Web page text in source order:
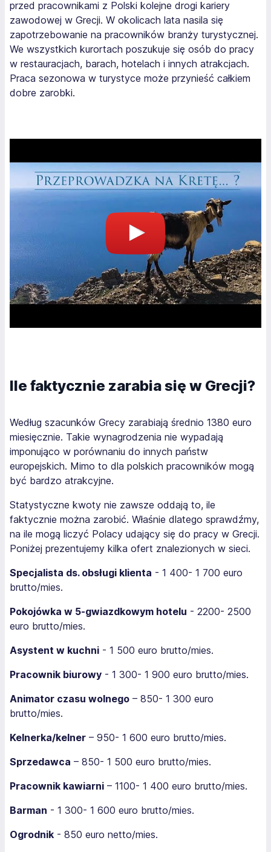
przed pracownikami z Polski kolejne drogi kariery
zawodowej w Grecji. W okolicach lata nasila się
zapotrzebowanie na pracowników branży turystycznej.
We wszystkich kurortach poszukuje się osób do pracy
w restauracjach, barach, hotelach i innych atrakcjach.
Praca sezonowa w turystyce może przynieść całkiem
dobre zarobki.
Ile faktycznie zarabia się w Grecji?
Według szacunków Grecy zarabiają średnio 1380 euro
miesięcznie. Takie wynagrodzenia nie wypadają
imponująco w porównaniu do innych państw
europejskich. Mimo to dla polskich pracowników mogą
być bardzo atrakcyjne.
Statystyczne kwoty nie zawsze oddają to, ile
faktycznie można zarobić. Właśnie dlatego sprawdźmy,
na ile mogą liczyć Polacy udający się do pracy w Grecji.
Poniżej prezentujemy kilka ofert znalezionych w sieci.
Specjalista ds. obsługi klienta - 1 400- 1 700 euro
brutto/mies.
Pokojówka w 5-gwiazdkowym hotelu - 2200- 2500
euro brutto/mies.
Asystent w kuchni - 1 500 euro brutto/mies.
Pracownik biurowy - 1 300- 1 900 euro brutto/mies.
Animator czasu wolnego – 850- 1 300 euro
brutto/mies.
Kelnerka/kelner – 950- 1 600 euro brutto/mies.
Sprzedawca – 850- 1 500 euro brutto/mies.
Pracownik kawiarni – 1100- 1 400 euro brutto/mies.
Barman - 1 300- 1 600 euro brutto/mies.
Ogrodnik - 850 euro netto/mies.